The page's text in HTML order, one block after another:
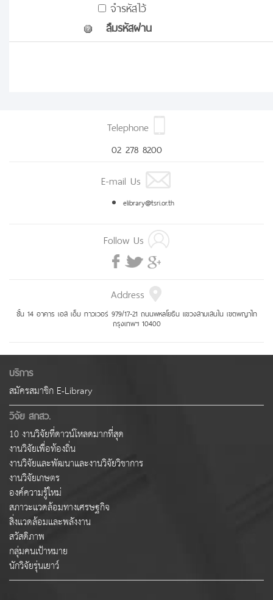
จำรหัสไว้
ลืมรหัสผ่าน
Telephone
02 278 8200
E-mail Us
elibrary@tsri.or.th
Follow Us
Address
ชั้น 14 อาคาร เอส เอ็ม ทาวเวอร์ 979/17-21 ถนนพหลโยธิน แขวงสามเสนใน เขตพญาไท
กรุงเทพฯ 10400
บริการ
สมัครสมาชิก E-Library
วิจัย สกสว.
10 งานวิจัยที่ดาวน์โหลดมากที่สุด
งานวิจัยเพื่อท้องถิ่น
งานวิจัยและพัฒนาและงานวิจัยวิชาการ
งานวิจัยเกษตร
องค์ความรู้ใหม่
สภาวะแวดล้อมทางเศรษฐกิจ
สิ่งแวดล้อมและพลังงาน
สวัสดิภาพ
กลุ่มคนเป้าหมาย
นักวิจัยรุ่นเยาว์